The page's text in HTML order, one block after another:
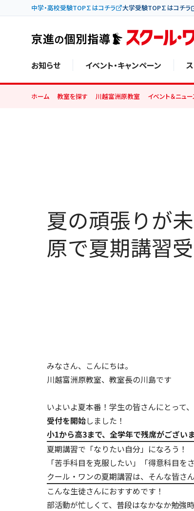
中学・高校受験TOP∑はコチラ 大学受験TOP∑はコチラ
お知らせ イベント・キャンペーン
ホーム 教室を探す 川越富洲原教室 イベント＆ニュ
夏の頑張りが
原で夏期講習
みなさん、こんにちは。
川越富洲原教室、教室長の川島です
いよいよ夏本番！学生の皆さんにとって
受付を開始しました！
小1から高3まで、全学年で残席がござい
夏期講習で「なりたい自分」になろう！
「苦手科目を克服したい」「得意科目
クール・ワンの夏期講習は、そんな皆さ
こんな生徒さんにおすすめです！
部活動が忙しくて、普段はなかなか勉強